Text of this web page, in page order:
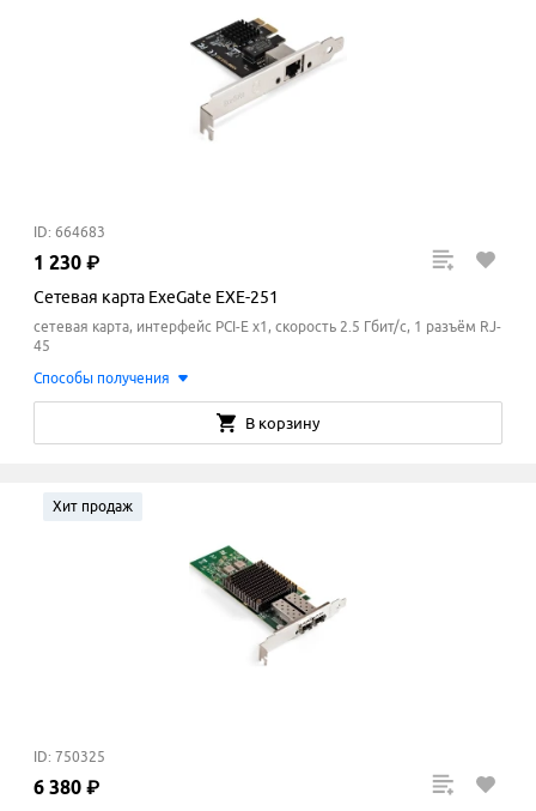
ID: 664683
1 230 ₽
Сетевая карта ExeGate EXE-251
сетевая карта, интерфейс PCI-E x1, скорость 2.5 Гбит/с, 1 разъём RJ-
45
Способы получения
В корзину
Хит продаж
ID: 750325
6 380 ₽